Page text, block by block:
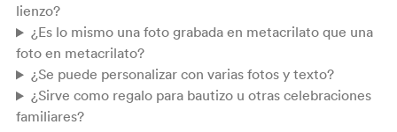
lienzo?
¿Es lo mismo una foto grabada en metacrilato que una
foto en metacrilato?
¿Se puede personalizar con varias fotos y texto?
¿Sirve como regalo para bautizo u otras celebraciones
familiares?